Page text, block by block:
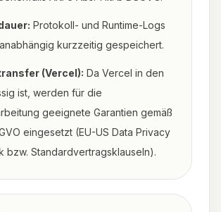
Protokoll- und Runtime-Logs
kurzzeitig gespeichert.
(Vercel): Da Vercel in den
ist, werden für die
geeignete Garantien gemäß
eingesetzt (EU-US Data Privacy
bzw. Standardvertragsklauseln).